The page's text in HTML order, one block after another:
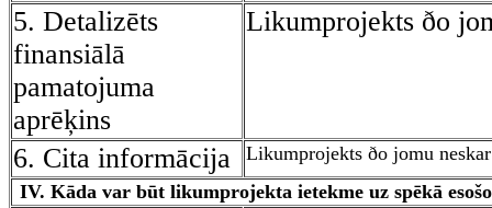
5. Detalizēts
finansiālā
pamatojuma
aprēķins
Likumprojekts ðo
6. Cita informācija
Likumprojekts ðo jomu neskar
IV. Kāda var būt likumprojekta ietekme uz spēkā